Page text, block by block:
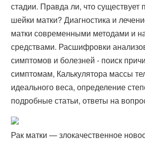
стадии. Правда ли, что существует
шейки матки? Диагностика и
матки современными методами и
средствами. Расшифровки
симптомов и болезней - поиск
симптомам, Калькулятора массы
идеального веса, определение
подробные статьи, ответы на
Рак матки — злокачественное